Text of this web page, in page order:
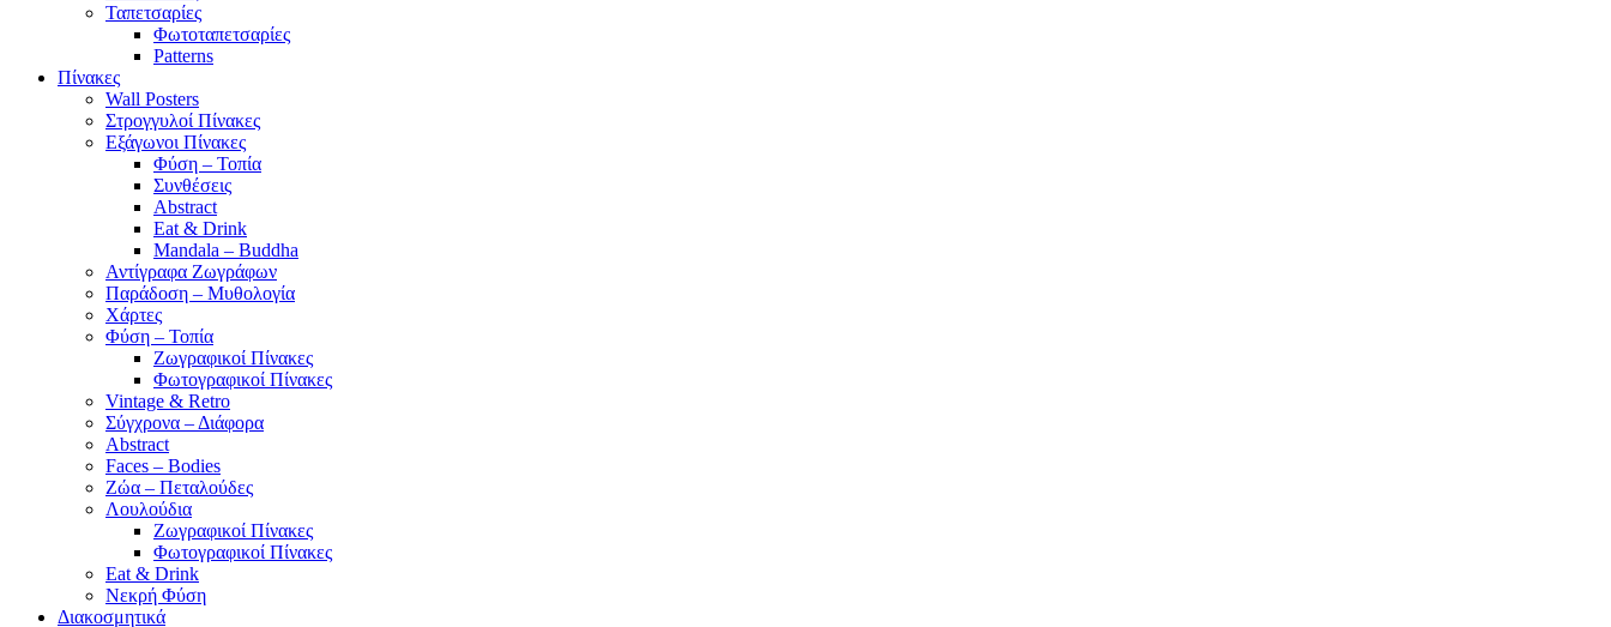
Ταπετσαρίες
Φωτοταπετσαρίες
Patterns
Πίνακες
Wall Posters
Στρογγυλοί Πίνακες
Εξάγωνοι Πίνακες
Φύση – Τοπία
Συνθέσεις
Abstract
Eat & Drink
Mandala – Buddha
Αντίγραφα Ζωγράφων
Παράδοση – Μυθολογία
Χάρτες
Φύση – Τοπία
Ζωγραφικοί Πίνακες
Φωτογραφικοί Πίνακες
Vintage & Retro
Σύγχρονα – Διάφορα
Abstract
Faces – Bodies
Ζώα – Πεταλούδες
Λουλούδια
Ζωγραφικοί Πίνακες
Φωτογραφικοί Πίνακες
Eat & Drink
Νεκρή Φύση
Διακοσμητικά